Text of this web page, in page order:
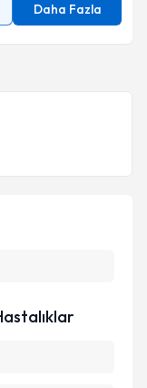
Daha Fazla